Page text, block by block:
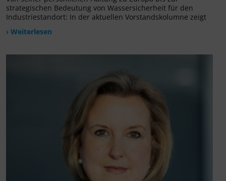
strategischen Bedeutung von Wassersicherheit für den
Industriestandort: In der aktuellen Vorstandskolumne zeigt
› Weiterlesen